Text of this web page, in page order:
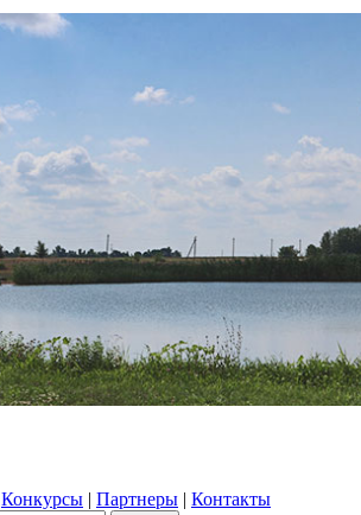
Конкурсы | Партнеры | Контакты